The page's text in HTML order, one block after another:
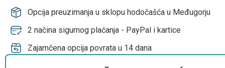
Opcija preuzimanja u sklopu hodočašća u Međugorju
2 načina sigurnog plaćanja - PayPal i kartice
Zajamčena opcija povrata u 14 dana